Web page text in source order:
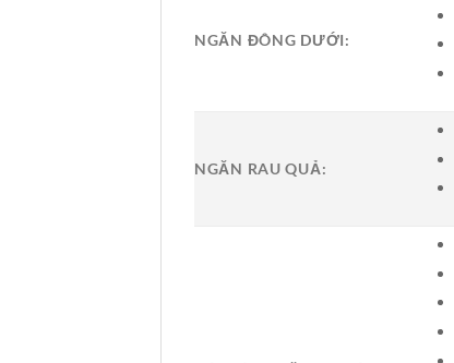
NGĂN ĐÔNG DƯỚI:
NGĂN RAU QUẢ: